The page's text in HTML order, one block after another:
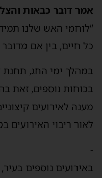
אמר דובר כבאות
“לוחמי האש שלנו
כל חיים, בין אם
במהלך ימי החג,
בכוחות נוספים, זאת
מענה לאירועים
לאור ריבוי האירועים
-
באירועים נוספים